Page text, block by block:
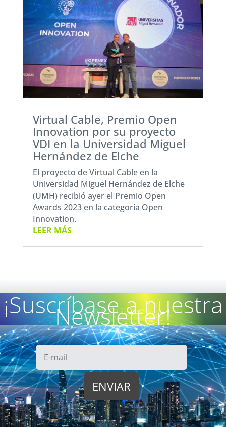
Virtual Cable, Premio Open
Innovation por su proyecto
VDI en la Universidad Miguel
Hernández de Elche
El proyecto de Virtual Cable en la
Universidad Miguel Hernández de Elche
(UMH) recibió ayer el Premio Open
Awards 2023 en la categoría Open
Innovation.
LEER MÁS
¡Suscríbase a nuestra
Newsletter!